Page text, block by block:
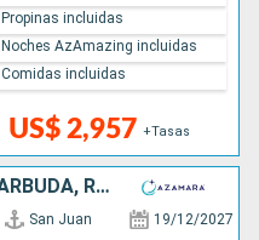
US$ 2,957 +Tasas
Propinas incluidas
Noches AzAmazing incluidas
Comidas incluidas
PUERTO RICO, ANTIGUA Y BARBUDA, REINO UNIDO, SAN VINCENT Y LAS GRANADINAS, GRENADA, TRINIDAD Y TOBAGO, BARBADOS, ARUBA, REPÚBLICA DOMINICANA, BAHAMAS, ESTADOS UNIDOS
San Juan 19/12/2027